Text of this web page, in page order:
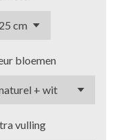
bloemen
vulling